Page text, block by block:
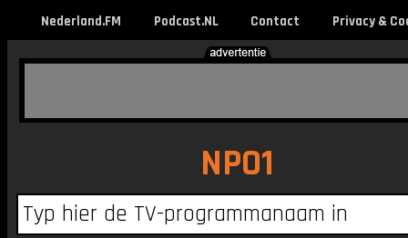
Nederland.FM Podcast.NL Contact Privacy &
NPO1